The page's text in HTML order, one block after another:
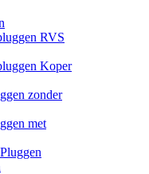
RVS
Koper
zonder
met